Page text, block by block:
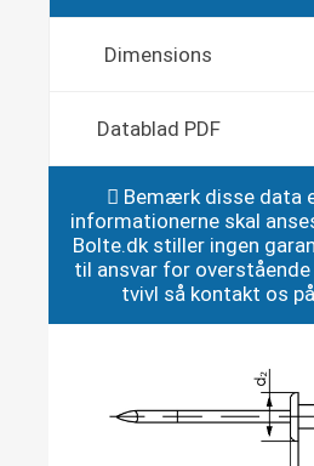
Dimensions
Datablad PDF
Bemærk disse data
informationerne skal
Bolte.dk stiller ingen
til ansvar for
tvivl så kontakt os